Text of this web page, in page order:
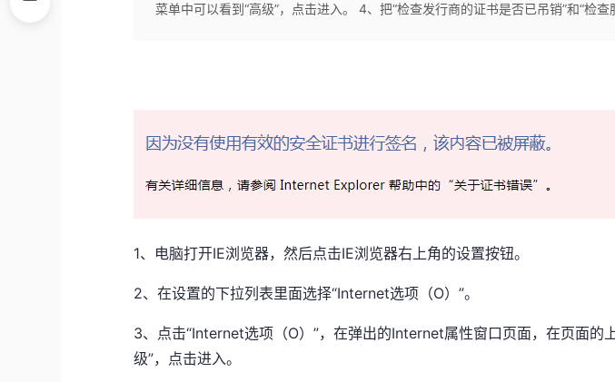
菜单中可以看到“高级”，点击进入。 4、把“检查发行商的证书是否已吊销”和“检
1、电脑打开IE浏览器，然后点击IE浏览器右上角的设置按钮。
2、在设置的下拉列表里面选择“Internet选项（O）”。
3、点击“Internet选项（O）”，在弹出的Internet属性窗口页面，在页面的
级”，点击进入。